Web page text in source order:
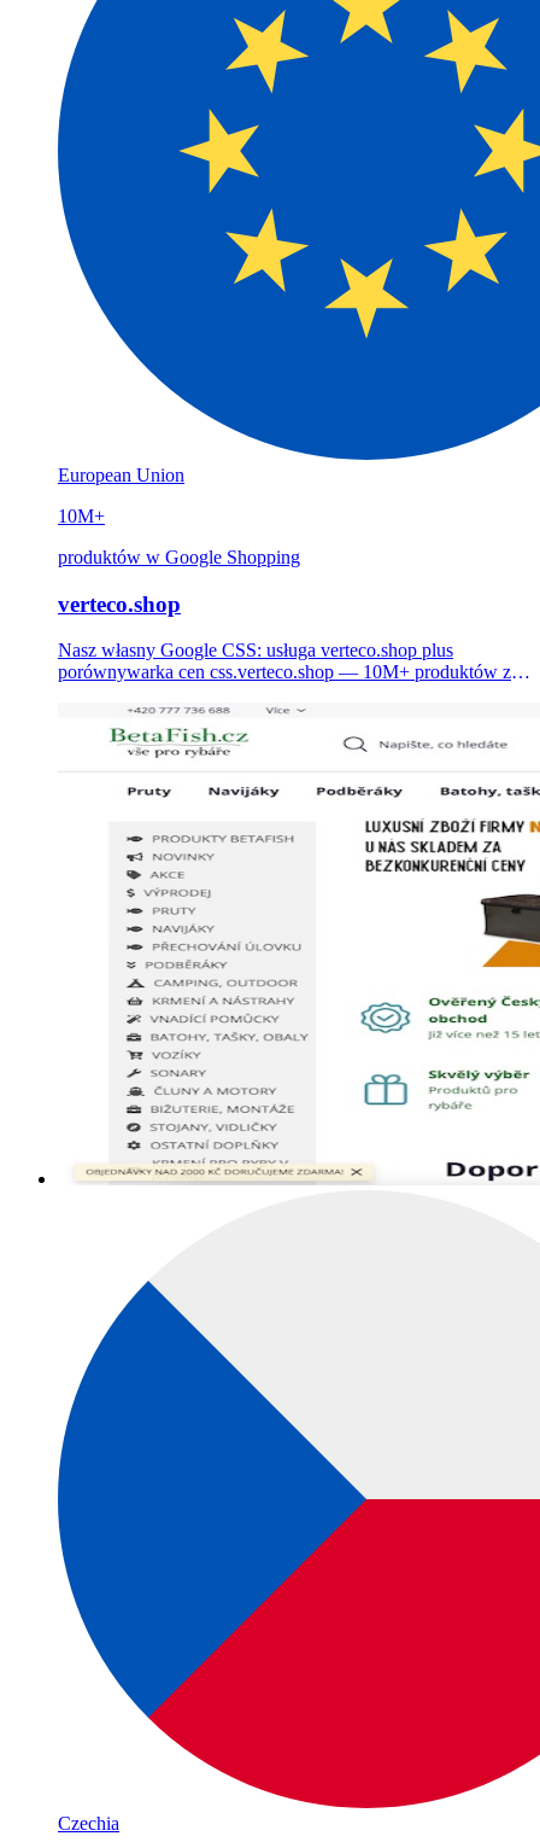
European Union
10M+
produktów w Google Shopping
verteco.shop
Nasz własny Google CSS: usługa verteco.shop plus
porównywarka cen css.verteco.shop — 10M+ produktów z 1
językach, z CPC niższym nawet o 20% dla sprzedawców.
Czechia